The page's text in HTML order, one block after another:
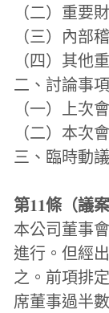
（二）重要
（三）內部
（四）其他
二、討論事項
（一）上次
（二）本次
三、臨時動
第11條（議案
本公司董事
進行。但經
之。前項排
席董事過半